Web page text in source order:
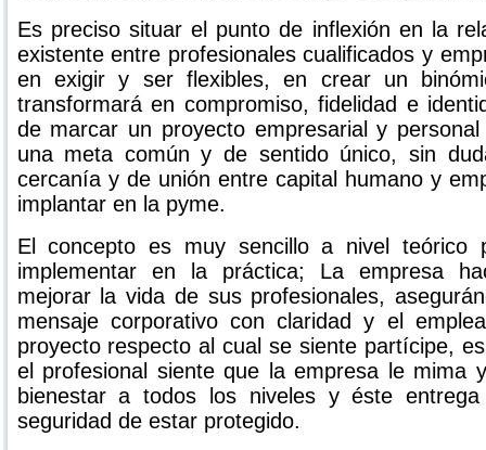
Es preciso situar el punto de inflexión en la
existente entre profesionales cualificados y
en exigir y ser flexibles, en crear un
transformará en compromiso, fidelidad e
de marcar un proyecto empresarial y
una meta común y de sentido único, sin
cercanía y de unión entre capital humano y
implantar en la pyme.
El concepto es muy sencillo a nivel teórico
implementar en la práctica; La empresa
mejorar la vida de sus profesionales,
mensaje corporativo con claridad y el
proyecto respecto al cual se siente partícipe,
el profesional siente que la empresa le mima
bienestar a todos los niveles y éste
seguridad de estar protegido.